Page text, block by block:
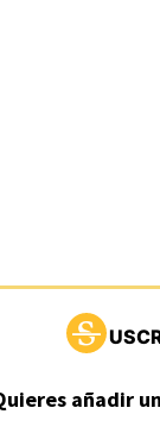
añadir